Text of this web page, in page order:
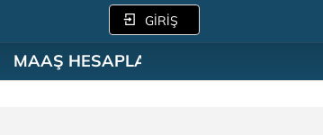
GİRİŞ
MAAŞ HESAPLAMA